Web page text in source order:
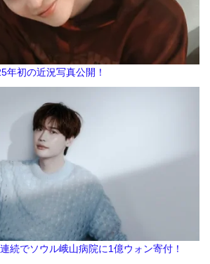
年初の近況写真公開！
続でソウル峨山病院に1億ウォン寄付！